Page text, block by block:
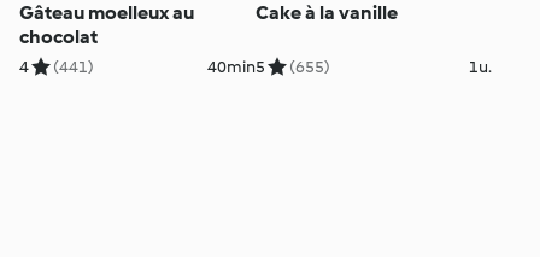
Gâteau moelleux au
chocolat
4 (441) 40min
Cake à la vanille
5 (655) 1u.